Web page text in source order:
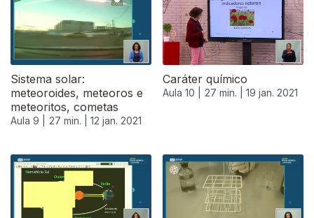
Sistema solar:
meteoroides, meteoros e
meteoritos, cometas
Aula 9 | 27 min. | 12 jan. 2021
Caráter químico
Aula 10 | 27 min. | 19 jan. 2021
521746